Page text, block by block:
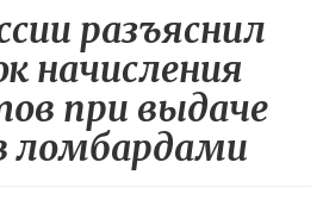
разъяснил
начисления
при выдаче
ломбардами